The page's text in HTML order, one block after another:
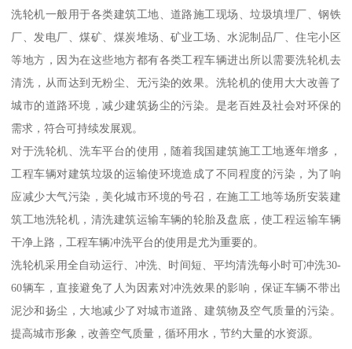
洗轮机一般用于各类建筑工地、道路施工现场、垃圾填埋厂、钢铁
厂、发电厂、煤矿、煤炭堆场、矿业工场、水泥制品厂、住宅小区
等地方，因为在这些地方都有各类工程车辆进出所以需要洗轮机去
清洗，从而达到无粉尘、无污染的效果。洗轮机的使用大大改善了
城市的道路环境，减少建筑扬尘的污染。是老百姓及社会对环保的
需求，符合可持续发展观。
对于洗轮机、洗车平台的使用，随着我国建筑施工工地逐年增多，
工程车辆对建筑垃圾的运输使环境造成了不同程度的污染，为了响
应减少大气污染，美化城市环境的号召，在施工工地等场所安装建
筑工地洗轮机，清洗建筑运输车辆的轮胎及盘底，使工程运输车辆
干净上路，工程车辆冲洗平台的使用是尤为重要的。
洗轮机采用全自动运行、冲洗、时间短、平均清洗每小时可冲洗30-
60辆车，直接避免了人为因素对冲洗效果的影响，保证车辆不带出
泥沙和扬尘，大地减少了对城市道路、建筑物及空气质量的污染。
提高城市形象，改善空气质量，循环用水，节约大量的水资源。